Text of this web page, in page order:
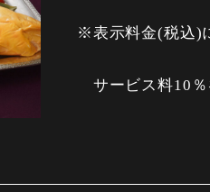
※表示料金(税込)
サービス料10％
・香ばしく焼い